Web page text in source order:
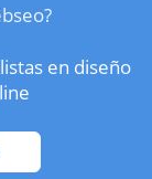
en diseño